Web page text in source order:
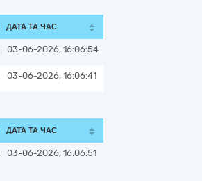
ДАТА ТА ЧАС
03-06-2026, 16:06:54
03-06-2026, 16:06:41
ДАТА ТА ЧАС
03-06-2026, 16:06:51